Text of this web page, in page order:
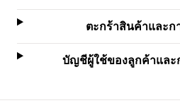
ตะกร้าสินค้าและก
บัญชีผู้ใช้ของลูกค้าและ